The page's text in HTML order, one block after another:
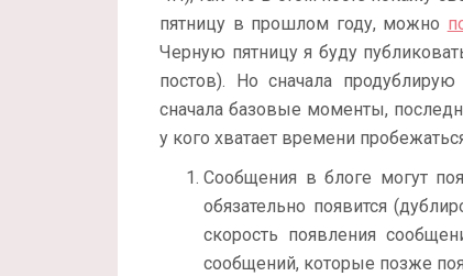
пятницу в прошлом году, можно
Черную пятницу я буду
постов). Но сначала
сначала базовые моменты,
у кого хватает времени
Сообщения в блоге могут
обязательно появится
скорость появления
сообщений, которые позже